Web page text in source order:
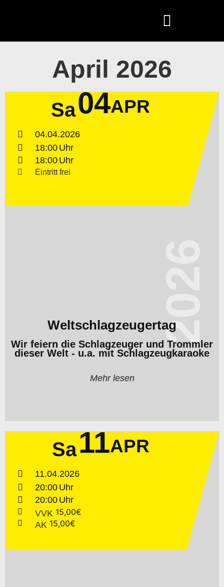
April 2026
Sa04APR
04.04.2026
18:00
18:00
Eintritt frei
Weltschlagzeugertag
Wir feiern die Schlagzeuger und Trommler
dieser Welt - u.a. mit Schlagzeugkaraoke
Mehr lesen
2026
Sa11APR
11.04.2026
20:00
20:00
VVK 15,00€
AK 15,00€